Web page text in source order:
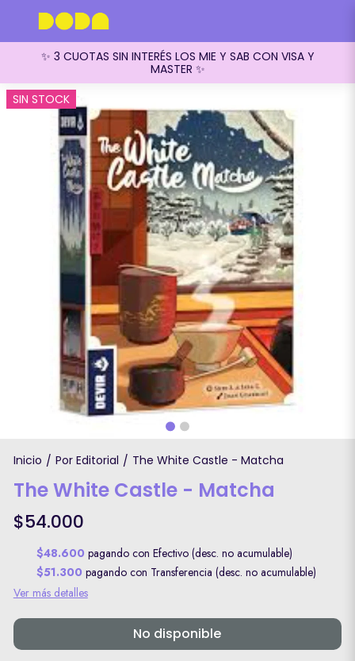
✨ 3 CUOTAS SIN INTERÉS LOS MIE Y SAB CON VISA Y
MASTER ✨
SIN STOCK
Inicio / Por Editorial / The White Castle - Matcha
The White Castle - Matcha
$54.000
$48.600 pagando con Efectivo (desc. no acumulable)
$51.300 pagando con Transferencia (desc. no acumulable)
Ver más detalles
No disponible